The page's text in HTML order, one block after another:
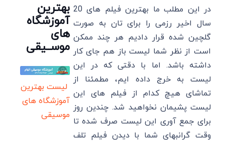
در این مطلب ما بهترین فیلم های 20
سال اخیر رزمی را برای تان به صورت
گلچین شده قرار دادیم هر چند ممکن
است از نظر شما لیست باز هم جای کار
داشته باشد. اما با دقتی که در این
لیست به خرج داده ایم، مطمئنا از
تماشای هیچ کدام از فیلم های این
لیست پشیمان نخواهید شد. چندین روز
برای جمع آوری این لیست صرف شده تا
وقت گرانبهای شما با دیدن فیلم تلف
بهترین
آموزشگاه
های
موســیقی
لیست بهترین
آموزشگاه های
موسیقی